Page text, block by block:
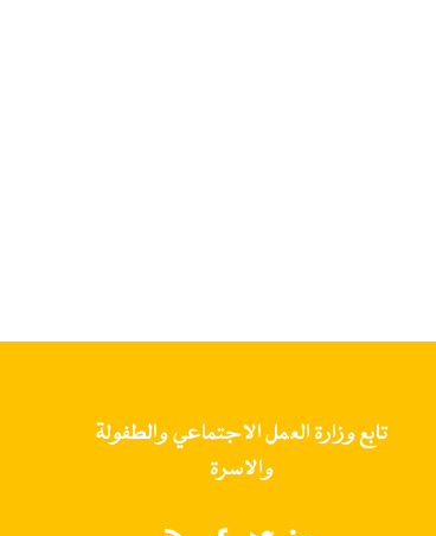
تابع وزارة العمل الاجتماعي والطفولة
والاسرة